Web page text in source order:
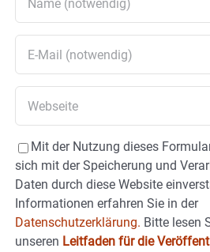
Mit der Nutzung dieses
sich mit der Speicherung und
Daten durch diese Website
Informationen erfahren Sie in der
Datenschutzerklärung. Bitte lesen
unseren Leitfaden für die